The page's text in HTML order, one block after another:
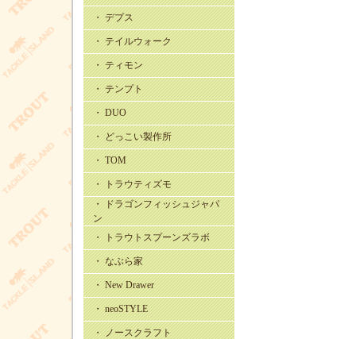
・ デプス
・ テイルウォーク
・ ティモン
・ テンプト
・ DUO
・ どっこい製作所
・ TOM
・ トラウティズモ
・ ドラゴンフィッシュジャパ
ン
・ トラウトスプーンズラボ
・ なぶら家
・ New Drawer
・ neoSTYLE
・ ノースクラフト